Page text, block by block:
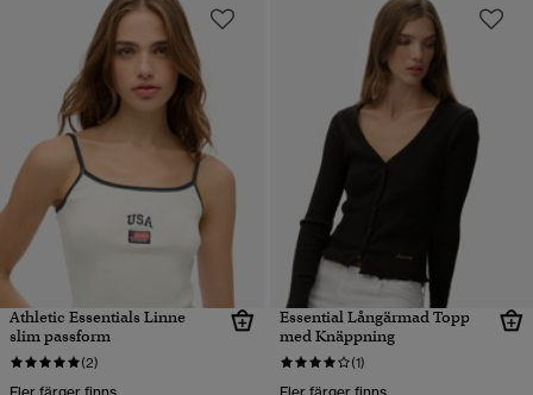
Athletic Essentials Linne
slim passform
(2)
Fler färger finns
Essential Långärmad Topp
med Knäppning
(1)
Fler färger finns